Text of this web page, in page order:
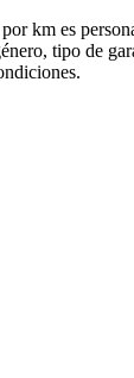
km es
tipo de